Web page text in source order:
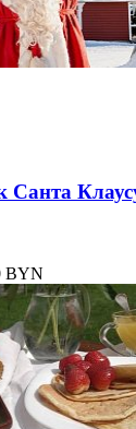
BYN